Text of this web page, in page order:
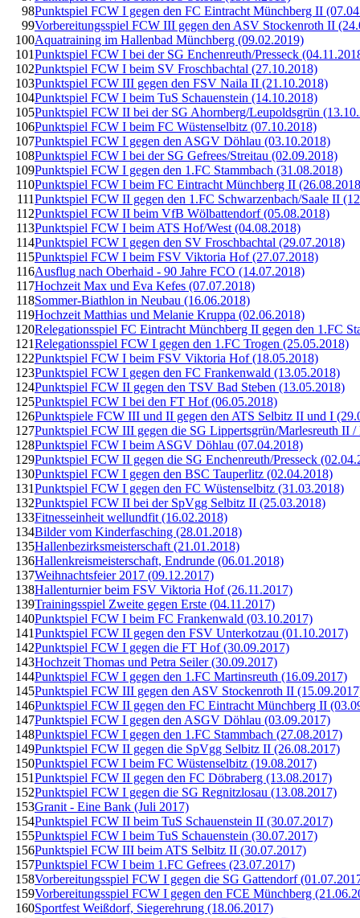
98Punktspiel FCW I gegen den FC Eintracht Münchberg II
99Vorbereitungsspiel FCW III gegen den ASV Stockenroth II
100Aquatraining im Hallenbad Münchberg (09.02.2019)
101Punktspiel FCW I bei der SG Enchenreuth/Presseck
102Punktspiel FCW I beim SV Froschbachtal (27.10.2018)
103Punktspiel FCW III gegen den FSV Naila II (21.10.2018)
104Punktspiel FCW I beim TuS Schauenstein (14.10.2018)
105Punktspiel FCW II bei der SG Ahornberg/Leupoldsgrün
106Punktspiel FCW I beim FC Wüstenselbitz (07.10.2018)
107Punktspiel FCW I gegen den ASGV Döhlau (03.10.2018)
108Punktspiel FCW I bei der SG Gefrees/Streitau (02.09.2018)
109Punktspiel FCW I gegen den 1.FC Stammbach (31.08.2018)
110Punktspiel FCW I beim FC Eintracht Münchberg II
111Punktspiel FCW II gegen den 1.FC Schwarzenbach/Saale II
112Punktspiel FCW II beim VfB Wölbattendorf (05.08.2018)
113Punktspiel FCW I beim ATS Hof/West (04.08.2018)
114Punktspiel FCW I gegen den SV Froschbachtal (29.07.2018)
115Punktspiel FCW I beim FSV Viktoria Hof (27.07.2018)
116Ausflug nach Oberhaid - 90 Jahre FCO (14.07.2018)
117Hochzeit Max und Eva Kefes (07.07.2018)
118Sommer-Biathlon in Neubau (16.06.2018)
119Hochzeit Matthias und Melanie Kruppa (02.06.2018)
120Relegationsspiel FC Eintracht Münchberg II gegen den 1.FC
121Relegationsspiel FCW I gegen den 1.FC Trogen (25.05.2018)
122Punktspiel FCW I beim FSV Viktoria Hof (18.05.2018)
123Punktspiel FCW I gegen den FC Frankenwald (13.05.2018)
124Punktspiel FCW II gegen den TSV Bad Steben (13.05.2018)
125Punktspiel FCW I bei den FT Hof (06.05.2018)
126Punktspiele FCW III und II gegen den ATS Selbitz II und I
127Punktspiel FCW III gegen die SG Lippertsgrün/Marlesreuth II
128Punktspiel FCW I beim ASGV Döhlau (07.04.2018)
129Punktspiel FCW II gegen die SG Enchenreuth/Presseck
130Punktspiel FCW I gegen den BSC Tauperlitz (02.04.2018)
131Punktspiel FCW I gegen den FC Wüstenselbitz (31.03.2018)
132Punktspiel FCW II bei der SpVgg Selbitz II (25.03.2018)
133Fitnesseinheit wellundfit (16.02.2018)
134Bilder vom Kinderfasching (28.01.2018)
135Hallenbezirksmeisterschaft (21.01.2018)
136Hallenkreismeisterschaft, Endrunde (06.01.2018)
137Weihnachtsfeier 2017 (09.12.2017)
138Hallenturnier beim FSV Viktoria Hof (26.11.2017)
139Trainingsspiel Zweite gegen Erste (04.11.2017)
140Punktspiel FCW I beim FC Frankenwald (03.10.2017)
141Punktspiel FCW II gegen den FSV Unterkotzau (01.10.2017)
142Punktspiel FCW I gegen die FT Hof (30.09.2017)
143Hochzeit Thomas und Petra Seiler (30.09.2017)
144Punktspiel FCW I gegen den 1.FC Martinsreuth (16.09.2017)
145Punktspiel FCW III gegen den ASV Stockenroth II
146Punktspiel FCW II gegen den FC Eintracht Münchberg II
147Punktspiel FCW I gegen den ASGV Döhlau (03.09.2017)
148Punktspiel FCW I gegen den 1.FC Stammbach (27.08.2017)
149Punktspiel FCW II gegen die SpVgg Selbitz II (26.08.2017)
150Punktspiel FCW I beim FC Wüstenselbitz (19.08.2017)
151Punktspiel FCW II gegen den FC Döbraberg (13.08.2017)
152Punktspiel FCW I gegen die SG Regnitzlosau (13.08.2017)
153Granit - Eine Bank (Juli 2017)
154Punktspiel FCW II beim TuS Schauenstein II (30.07.2017)
155Punktspiel FCW I beim TuS Schauenstein (30.07.2017)
156Punktspiel FCW III beim ATS Selbitz II (30.07.2017)
157Punktspiel FCW I beim 1.FC Gefrees (23.07.2017)
158Vorbereitungsspiel FCW I gegen die SG Gattendorf
159Vorbereitungsspiel FCW I gegen den FCE Münchberg
160Sportfest Weißdorf, Siegerehrung (18.06.2017)